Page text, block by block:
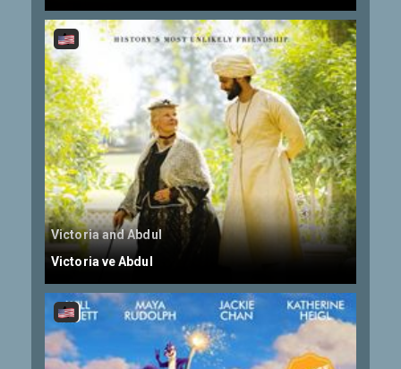
Victoria and Abdul
Victoria ve Abdul